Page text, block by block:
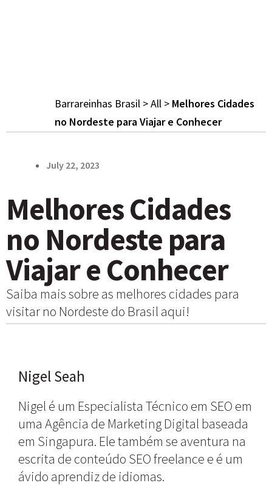
Barrareinhas Brasil >All > Melhores Cidades
no Nordeste para Viajar e Conhecer
July 22, 2023
Melhores Cidades
no Nordeste para
Viajar e Conhecer
Saiba mais sobre as melhores cidades para
visitar no Nordeste do Brasil aqui!
Nigel Seah
Nigel é um Especialista Técnico em SEO em
uma Agência de Marketing Digital baseada
em Singapura. Ele também se aventura na
escrita de conteúdo SEO freelance e é um
ávido aprendiz de idiomas.